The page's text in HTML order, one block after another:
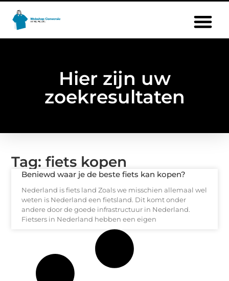
Hier zijn uw
zoekresultaten
Tag: fiets kopen
Beniewd waar je de beste fiets kan kopen?
Nederland is fiets land Zoals we misschien allemaal wel
weten is Nederland een fietsland. Dit komt onder
andere door de goede infrastructuur in Nederland.
Fietsers in Nederland hebben een eigen